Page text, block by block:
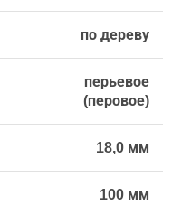
по дереву
перьевое
(перовое)
18,0 мм
100 мм